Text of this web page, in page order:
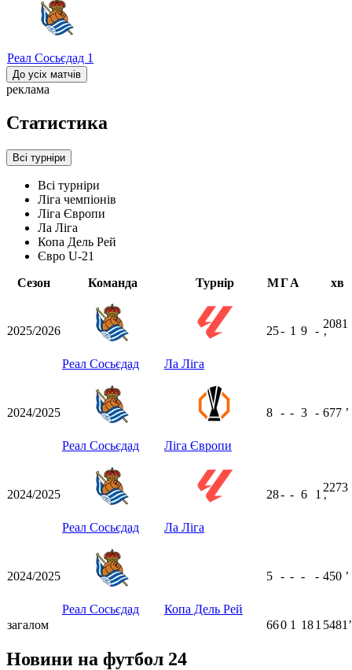
Реал Сосьєдад 1
До усіх матчів
реклама
Статистика
Всі турніри
Всі турніри
Ліга чемпіонів
Ліга Європи
Ла Ліга
Копа Дель Рей
Євро U-21
Сезон
Команда Турнір МГА хв
2025/2026
Реал Сосьєдад Ла Ліга
25- 1 9 -
2081
ʼ
2024/2025
Реал Сосьєдад Ліга Європи
8 - - 3 - 677 ʼ
2024/2025
Реал Сосьєдад Ла Ліга
28- - 6 1
2273
ʼ
2024/2025
Реал Сосьєдад Копа Дель Рей
5 - - - - 450 ʼ
загалом 660 1 181 5481ʼ
Новини на футбол 24